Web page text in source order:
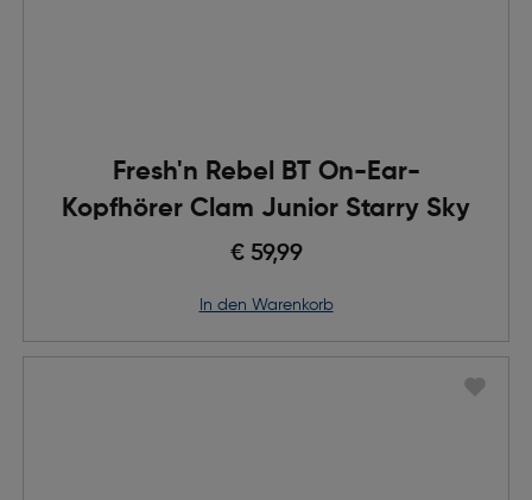
Fresh'n Rebel BT On-Ear-
Kopfhörer Clam Junior Starry Sky
€ 59,99
in den Warenkorb